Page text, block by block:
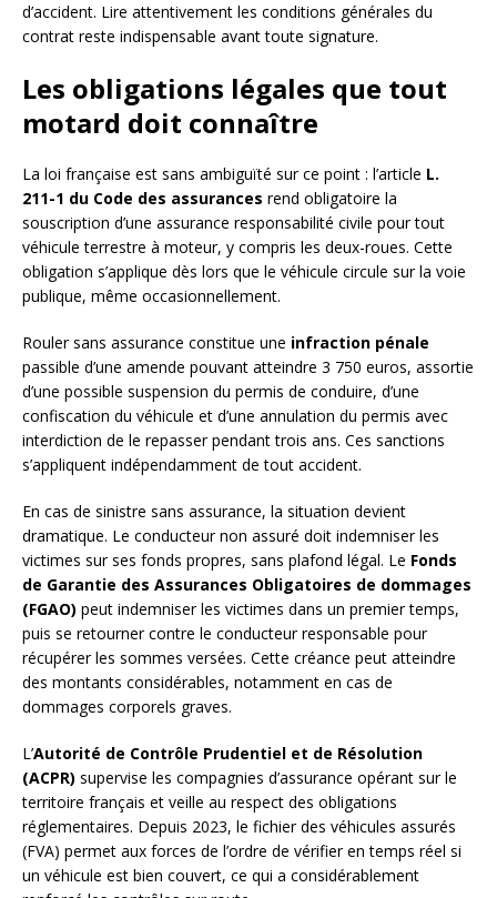
d’accident. Lire attentivement les conditions générales du
contrat reste indispensable avant toute signature.
Les obligations légales que tout
motard doit connaître
La loi française est sans ambiguïté sur ce point : l’article L.
211-1 du Code des assurances rend obligatoire la
souscription d’une assurance responsabilité civile pour tout
véhicule terrestre à moteur, y compris les deux-roues. Cette
obligation s’applique dès lors que le véhicule circule sur la voie
publique, même occasionnellement.
Rouler sans assurance constitue une infraction pénale
passible d’une amende pouvant atteindre 3 750 euros, assortie
d’une possible suspension du permis de conduire, d’une
confiscation du véhicule et d’une annulation du permis avec
interdiction de le repasser pendant trois ans. Ces sanctions
s’appliquent indépendamment de tout accident.
En cas de sinistre sans assurance, la situation devient
dramatique. Le conducteur non assuré doit indemniser les
victimes sur ses fonds propres, sans plafond légal. Le Fonds
de Garantie des Assurances Obligatoires de dommages
(FGAO) peut indemniser les victimes dans un premier temps,
puis se retourner contre le conducteur responsable pour
récupérer les sommes versées. Cette créance peut atteindre
des montants considérables, notamment en cas de
dommages corporels graves.
L’Autorité de Contrôle Prudentiel et de Résolution
(ACPR) supervise les compagnies d’assurance opérant sur le
territoire français et veille au respect des obligations
réglementaires. Depuis 2023, le fichier des véhicules assurés
(FVA) permet aux forces de l’ordre de vérifier en temps réel si
un véhicule est bien couvert, ce qui a considérablement